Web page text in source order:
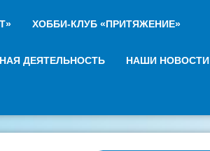
ХОББИ-КЛУБ «ПРИТЯЖЕНИЕ»
ДЕЯТЕЛЬНОСТЬ НАШИ НОВОСТИ